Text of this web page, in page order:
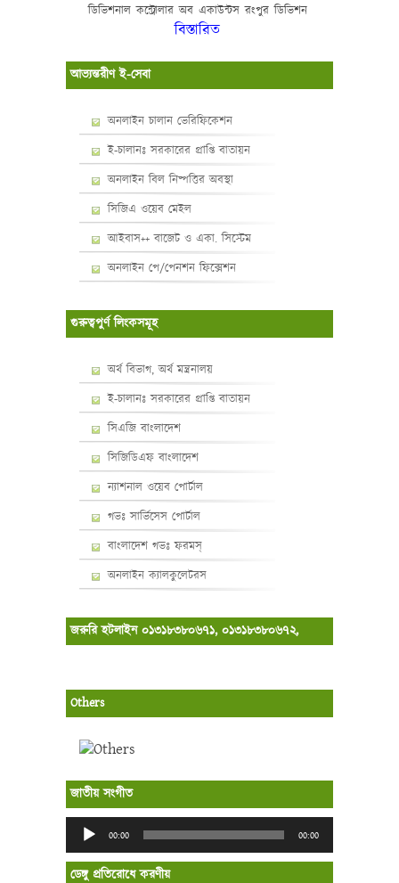
ডিভিশনাল কন্ট্রোলার অব একাউন্টস রংপুর ডিভিশন
বিস্তারিত
আভ্যন্তরীণ ই-সেবা
অনলাইন চালান ভেরিফিকেশন
ই-চালানঃ সরকারের প্রাপ্তি বাতায়ন
অনলাইন বিল নিষ্পত্তির অবস্থা
সিজিএ ওয়েব মেইল
আইবাস++ বাজেট ও একা. সিস্টেম
অনলাইন পে/পেনশন ফিক্সেশন
গুরুত্বপুর্ণ লিংকসমূহ
অর্থ বিভাগ, অর্থ মন্ত্রনালয়
ই-চালানঃ সরকারের প্রাপ্তি বাতায়ন
সিএজি বাংলাদেশ
সিজিডিএফ বাংলাদেশ
ন্যাশনাল ওয়েব পোর্টাল
গভঃ সার্ভিসেস পোর্টাল
বাংলাদেশ গভঃ ফরমস্‌
অনলাইন ক্যালকুলেটরস
জরুরি হটলাইন ০১৩১৮৩৮০৬৭১, ০১৩১৮৩৮০৬৭২,
Others
জাতীয় সংগীত
Audio
Player
00:00 00:00
ডেঙ্গু প্রতিরোধে করণীয়